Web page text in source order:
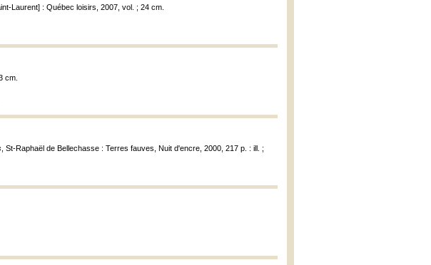
Laurent] : Québec loisirs, 2007, vol. ; 24 cm.
cm.
, St-Raphaël de Bellechasse : Terres fauves, Nuit d'encre, 2000, 217 p. : ill. ;